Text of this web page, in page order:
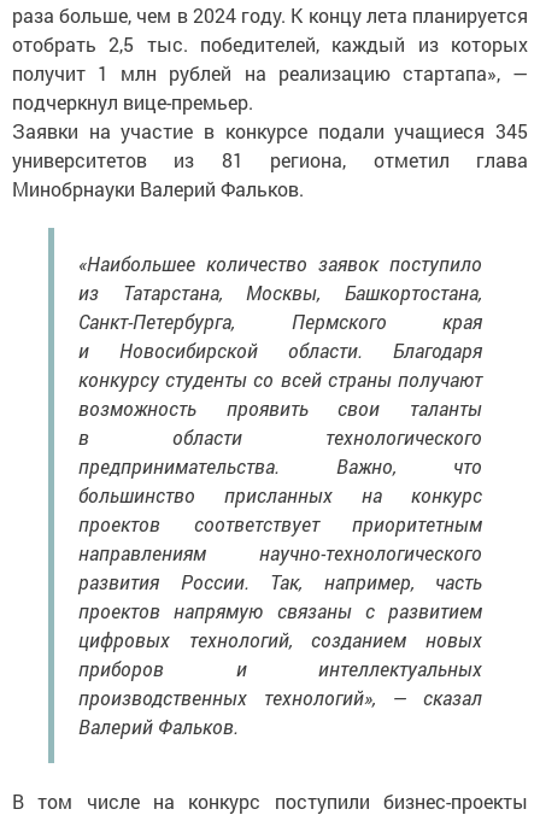
раза больше, чем в 2024 году. К концу лета планируется
отобрать 2,5 тыс. победителей, каждый из которых
получит 1 млн рублей на реализацию стартапа», —
подчеркнул вице-премьер.
Заявки на участие в конкурсе подали учащиеся 345
университетов из 81 региона, отметил глава
Минобрнауки Валерий Фальков.
«Наибольшее количество заявок поступило
из Татарстана, Москвы, Башкортостана,
Санкт-Петербурга, Пермского края
и Новосибирской области. Благодаря
конкурсу студенты со всей страны получают
возможность проявить свои таланты
в области технологического
предпринимательства. Важно, что
большинство присланных на конкурс
проектов соответствует приоритетным
направлениям научно-технологического
развития России. Так, например, часть
проектов напрямую связаны с развитием
цифровых технологий, созданием новых
приборов и интеллектуальных
производственных технологий», — сказал
Валерий Фальков.
В том числе на конкурс поступили бизнес-проекты